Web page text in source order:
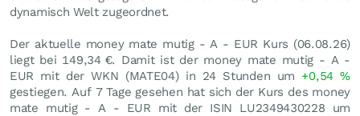
dynamisch Welt zugeordnet.
Der aktuelle money mate mutig - A - EUR Kurs (06.08.26)
liegt bei 149,34 €. Damit ist der money mate mutig - A -
EUR mit der WKN (MATE04) in 24 Stunden um +0,54%
gestiegen. Auf 7 Tage gesehen hat sich der Kurs des money
mate mutig - A - EUR mit der ISIN LU2349430228 um